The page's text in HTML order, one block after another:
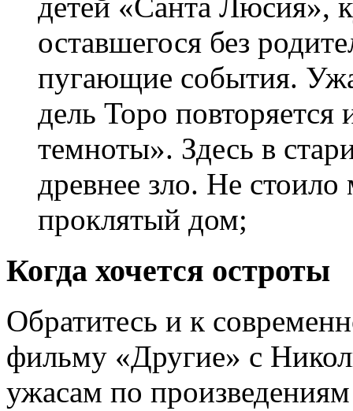
оставшегося без
пугающие события.
дель Торо
темноты». Здесь в
древнее зло. Не стоило
проклятый дом;
Когда хочется остроты
Обратитесь и к
фильму «Другие» с
ужасам по